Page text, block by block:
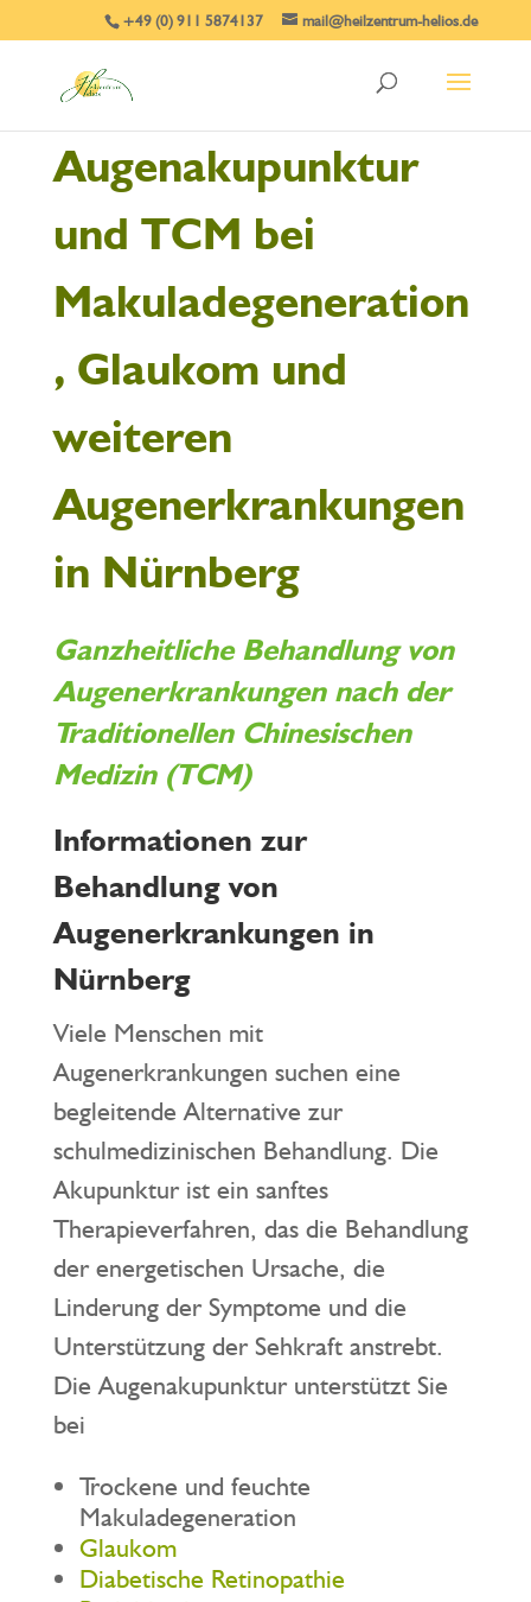
+49 (0) 911 5874137 mail@heilzentrum-helios.de
Augenakupunktur
und TCM bei
Makuladegeneration
, Glaukom und
weiteren
Augenerkrankungen
in Nürnberg
Ganzheitliche Behandlung von
Augenerkrankungen nach der
Traditionellen Chinesischen
Medizin (TCM)
Informationen zur
Behandlung von
Augenerkrankungen in
Nürnberg
Viele Menschen mit
Augenerkrankungen suchen eine
begleitende Alternative zur
schulmedizinischen Behandlung. Die
Akupunktur ist ein sanftes
Therapieverfahren, das die Behandlung
der energetischen Ursache, die
Linderung der Symptome und die
Unterstützung der Sehkraft anstrebt.
Die Augenakupunktur unterstützt Sie
bei
Trockene und feuchte
Makuladegeneration
Glaukom
Diabetische Retinopathie